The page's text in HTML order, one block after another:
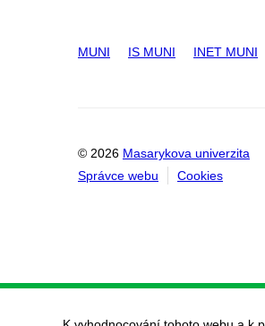
MUNI IS MUNI INET MUNI
© 2026 Masarykova univerzita
Správce webu
Cookies